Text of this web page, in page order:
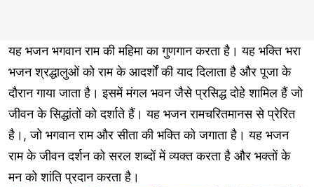
यह भजन भगवान राम की महिमा का गुणगान करता है। यह भक्ति भरा
भजन श्रद्धालुओं को राम के आदर्शों की याद दिलाता है और पूजा के
दौरान गाया जाता है। इसमें मंगल भवन जैसे प्रसिद्ध दोहे शामिल हैं जो
जीवन के सिद्धांतों को दर्शाते हैं। यह भजन रामचरितमानस से प्रेरित
है।, जो भगवान राम और सीता की भक्ति को जगाता है। यह भजन
राम के जीवन दर्शन को सरल शब्दों में व्यक्त करता है और भक्तों के
मन को शांति प्रदान करता है।